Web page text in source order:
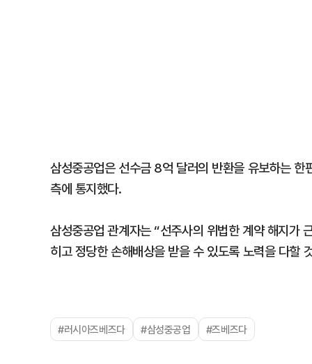
삼성중공업은 선수금 8억 달러의 반환을 유보하는
측에 통지했다.
삼성중공업 관계자는 “선주사의 위법한 계약 해지가
히고 정당한 손해배상을 받을 수 있도록 노력을 다할
#러시아즈베즈다 #삼성중공업 #즈베즈다